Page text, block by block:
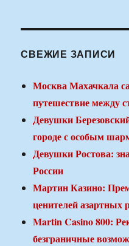
СВЕЖИЕ ЗАПИСИ
Москва Махачкала
путешествие между
Девушки
городе с особым
Девушки Ростова:
России
Мартин Казино:
ценителей азартных
Martin Casino 800:
безграничные